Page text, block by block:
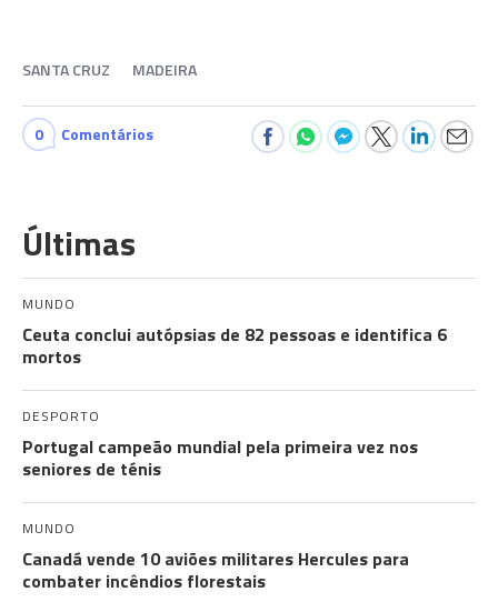
SANTA CRUZ MADEIRA
0 Comentários
Últimas
MUNDO
Ceuta conclui autópsias de 82 pessoas e identifica 6
mortos
DESPORTO
Portugal campeão mundial pela primeira vez nos
seniores de ténis
MUNDO
Canadá vende 10 aviões militares Hercules para
combater incêndios florestais